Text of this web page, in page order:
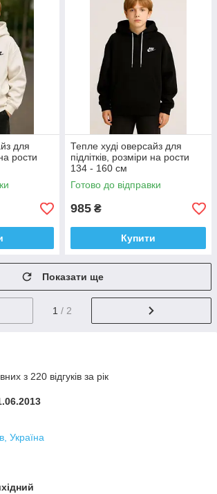
для
рости
Тепле худі оверсайз для
підлітків, розміри на рости
134 - 160 см
Готово до відправки
985 ₴
Купити
Показати ще
1 / 2
з 220 відгуків за рік
Україна